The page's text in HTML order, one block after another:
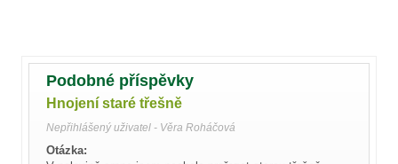
Podobné příspěvky
Hnojení staré třešně
Nepřihlášený uživatel - Věra Roháčová
Otázka: